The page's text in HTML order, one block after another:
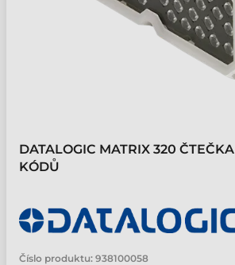
DATALOGIC MATRIX 320
KÓDŮ
Číslo produktu: 938100058